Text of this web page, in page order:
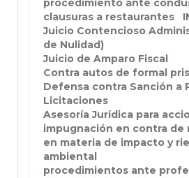
procedimiento ante
clausuras a restaurantes
Juicio Contencioso
de Nulidad)
Juicio de Amparo Fiscal
Contra autos de formal
Defensa contra Sanción a
Licitaciones
Asesoría Jurídica para
impugnación en contra de
en materia de impacto y
ambiental
procedimientos ante